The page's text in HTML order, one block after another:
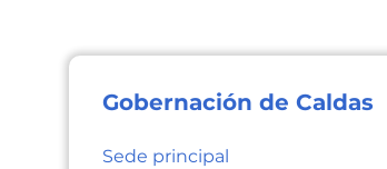
Gobernación de Caldas
Sede principal